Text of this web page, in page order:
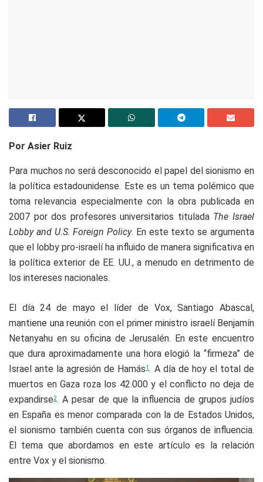
Por Asier Ruiz
Para muchos no será desconocido el papel del sionismo en
la política estadounidense. Este es un tema polémico que
toma relevancia especialmente con la obra publicada en
2007 por dos profesores universitarios tituladaThe Israel
Lobby and U.S. Foreign Policy. En este texto se argumenta
que el lobby pro-israelí ha influido de manera significativa en
la política exterior de EE. UU., a menudo en detrimento de
los intereses nacionales.
El día 24 de mayo el líder de Vox, Santiago Abascal,
mantiene una reunión con el primer ministro israelí Benjamín
Netanyahu en su oficina de Jerusalén. En este encuentro
que dura aproximadamente una hora elogió la “firmeza” de
Israel ante la agresión de Hamás1 . A día de hoy el total de
muertos en Gaza roza los 42.000 y el conflicto no deja de
expandirse2. A pesar de que la influencia de grupos judíos
en España es menor comparada con la de Estados Unidos,
el sionismo también cuenta con sus órganos de influencia.
El tema que abordamos en este artículo es la relación
entre Vox y el sionismo.